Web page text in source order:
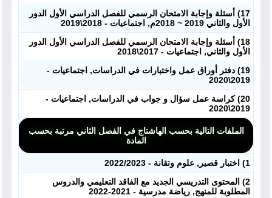
17) أسئلة وإجابة الامتحان الرسمي للفصل الدراسي الأول الدور
الأول والثاني 2019 ~ 2018م, اجتماعيات - 2018\2019
18) أسئلة وإجابة الامتحان الرسمي للفصل الدراسي الأول الدور
الأول والثاني, اجتماعيات - 2017\2018
19) دفتر أوراق عمل واختبارات في الدراسات, اجتماعيات -
2019\2020
20) كراسة عمل سؤال و جواب في الدراسات, اجتماعيات -
2019\2020
الملفات التالية بحسب الهاشتاج في الفصل الثاني مرتبة بحسب
المادة
1) اختبار قصير, علوم وتقانة - 2022/2023
2) المحتوى التدريسي الجديد مع الفاقد التعليمي والدروس
المطلوبة للمنهج, رياضة مدرسية - 2021-2022